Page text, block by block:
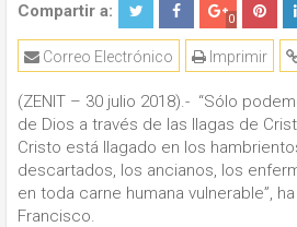
Compartir a: 0
Imprimir
Correo Electrónico
(ZENIT – 30 julio 2018).- “Sólo
de Dios a través de las llagas de
Cristo está llagado en los
descartados, los ancianos, los
en toda carne humana vulnerable”,
Francisco.